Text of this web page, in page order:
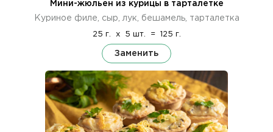
Мини-жюльен из курицы в тарталетке
Куриное филе, сыр, лук, бешамель, тарталетка
25 г. x 5 шт. = 125 г.
Заменить